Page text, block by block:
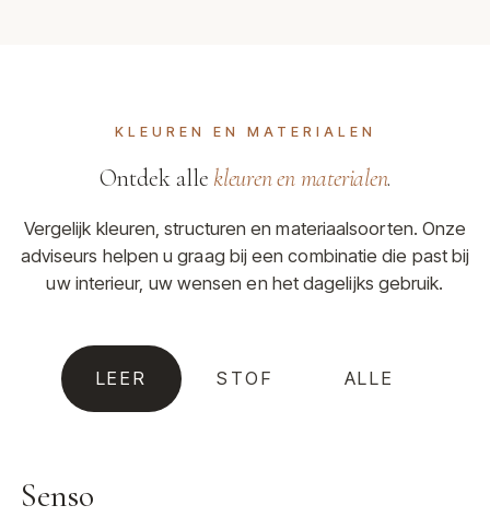
KLEUREN EN MATERIALEN
Ontdek alle kleuren en materialen.
Vergelijk kleuren, structuren en materiaalsoorten. Onze
adviseurs helpen u graag bij een combinatie die past bij
uw interieur, uw wensen en het dagelijks gebruik.
LEER STOF ALLE
Senso